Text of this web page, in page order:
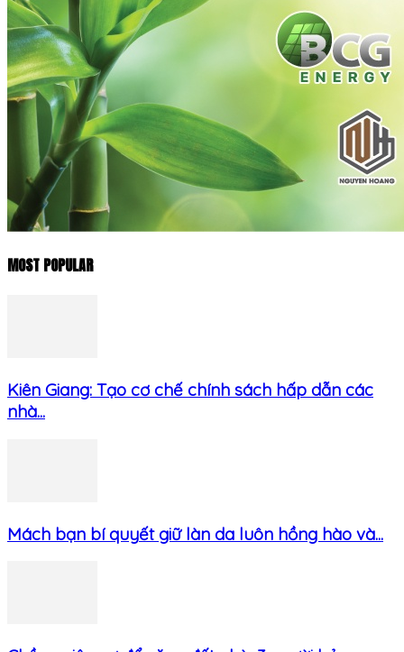
MOST POPULAR
Kiên Giang: Tạo cơ chế chính sách hấp dẫn các
nhà...
Mách bạn bí quyết giữ làn da luôn hồng hào và...